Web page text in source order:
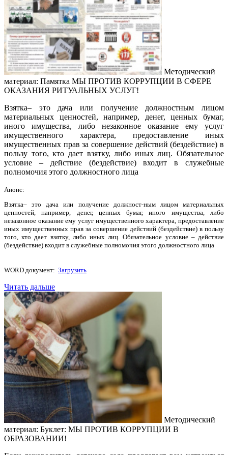
Методический
материал: Памятка МЫ ПРОТИВ КОРРУПЦИИ В СФЕРЕ
ОКАЗАНИЯ РИТУАЛЬНЫХ УСЛУГ!
Взятка– это дача или получение должностным лицом
материальных ценностей, например, денег, ценных бумаг,
иного имущества, либо незаконное оказание ему услуг
имущественного характера, предоставление иных
имущественных прав за совершение действий (бездействие) в
пользу того, кто дает взятку, либо иных лиц. Обязательное
условие – действие (бездействие) входит в служебные
полномочия этого должностного лица
Анонс:
Взятка– это дача или получение должност-ным лицом материальных
ценностей, например, денег, ценных бумаг, иного имущества, либо
незаконное оказание ему услуг имущественного характера, предоставление
иных имущественных прав за совершение действий (бездействие) в пользу
того, кто дает взятку, либо иных лиц. Обязательное условие – действие
(бездействие) входит в служебные полномочия этого должностного лица
WORD документ: Загрузить
Читать дальше
Методический
материал: Буклет: МЫ ПРОТИВ КОРРУПЦИИ В
ОБРАЗОВАНИИ!